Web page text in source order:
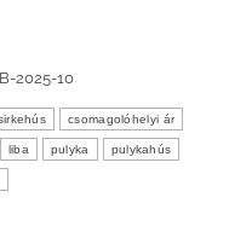
2025-10
csomagolóhelyi ár
liba pulyka pulykahús